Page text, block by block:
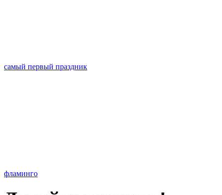
самый первый праздник
фламинго